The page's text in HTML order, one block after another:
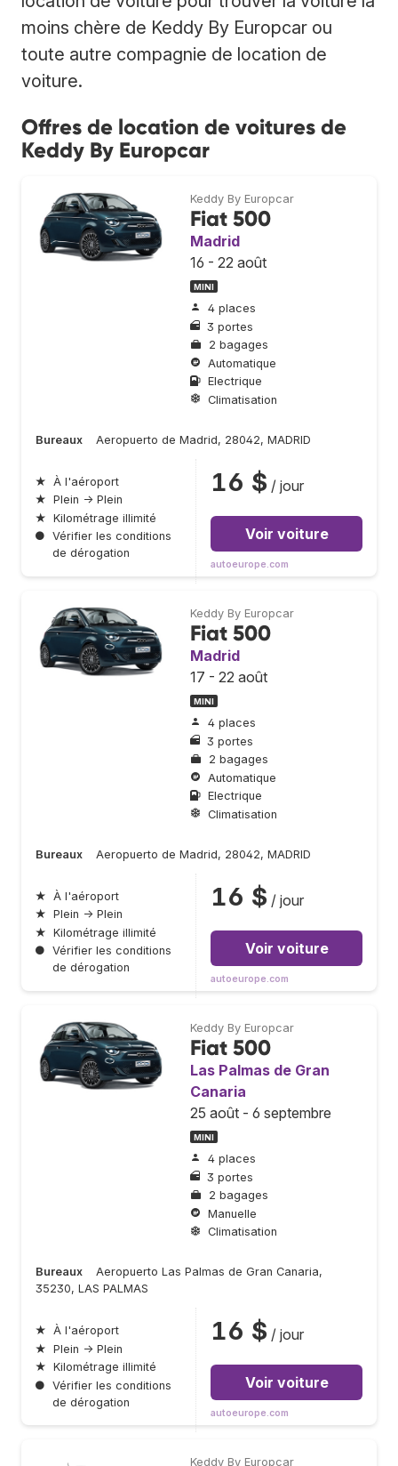
moins chère de Keddy By Europcar ou
toute autre compagnie de location de
voiture.
Offres de location de voitures de
Keddy By Europcar
Keddy By Europcar
Fiat 500
Madrid
16 - 22 août
MINI
4 places
3 portes
2 bagages
Automatique
Electrique
Climatisation
Bureaux Aeropuerto de Madrid, 28042, MADRID
★ À l'aéroport
★ Plein → Plein
★ Kilométrage illimité
● Vérifier les conditions
de dérogation
16 $ / jour
Voir voiture
autoeurope.com
Keddy By Europcar
Fiat 500
Madrid
17 - 22 août
MINI
4 places
3 portes
2 bagages
Automatique
Electrique
Climatisation
Bureaux Aeropuerto de Madrid, 28042, MADRID
★ À l'aéroport
★ Plein → Plein
★ Kilométrage illimité
● Vérifier les conditions
de dérogation
16 $ / jour
Voir voiture
autoeurope.com
Keddy By Europcar
Fiat 500
Las Palmas de Gran
Canaria
25 août - 6 septembre
MINI
4 places
3 portes
2 bagages
Manuelle
Climatisation
Bureaux
Aeropuerto Las Palmas de Gran Canaria,
35230, LAS PALMAS
★ À l'aéroport
★ Plein → Plein
★ Kilométrage illimité
● Vérifier les conditions
de dérogation
16 $ / jour
Voir voiture
autoeurope.com
Keddy By Europcar